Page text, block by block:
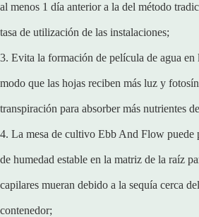
al menos 1 día anterior a la del método
tasa de utilización de las instalaciones;
3. Evita la formación de película de agua en
modo que las hojas reciben más luz y
transpiración para absorber más nutrientes
4. La mesa de cultivo Ebb And Flow puede
de humedad estable en la matriz de la raíz
capilares mueran debido a la sequía cerca
contenedor;